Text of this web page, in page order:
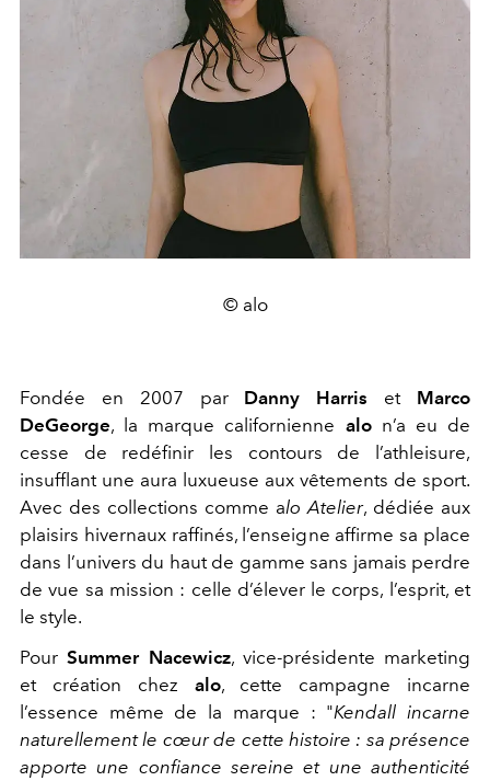
© alo
Fondée en 2007 par Danny Harris et Marco
DeGeorge, la marque californienne alon’a eu de
cesse de redéfinir les contours de l’athleisure,
insufflant une aura luxueuse aux vêtements de sport.
Avec des collections comme alo Atelier, dédiée aux
plaisirs hivernaux raffinés, l’enseigne affirme sa place
dans l’univers du haut de gamme sans jamais perdre
de vue sa mission : celle d’élever le corps, l’esprit, et
le style.
PourSummer Nacewicz, vice-présidente marketing
et création chez alo, cette campagne incarne
l’essence même de la marque : "Kendall incarne
naturellement le cœur de cette histoire : sa présence
apporte une confiance sereine et une authenticité